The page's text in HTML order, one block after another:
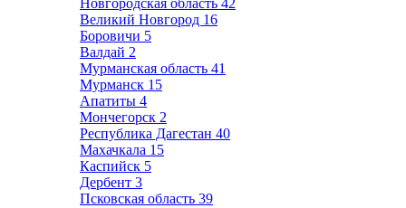
Новгородская область 42
Великий Новгород 16
Боровичи 5
Валдай 2
Мурманская область 41
Мурманск 15
Апатиты 4
Мончегорск 2
Республика Дагестан 40
Махачкала 15
Каспийск 5
Дербент 3
Псковская область 39